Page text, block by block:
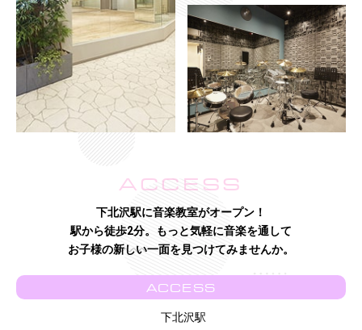
ACCESS
下北沢駅に音楽教室がオープン！
駅から徒歩2分。もっと気軽に音楽を通して
お子様の新しい一面を見つけてみませんか。
ACCESS
下北沢駅